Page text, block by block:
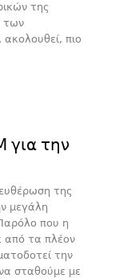
της
των
πιο
την
της
μεγάλη
που η
από τα πλέον
την
σταθούμε με